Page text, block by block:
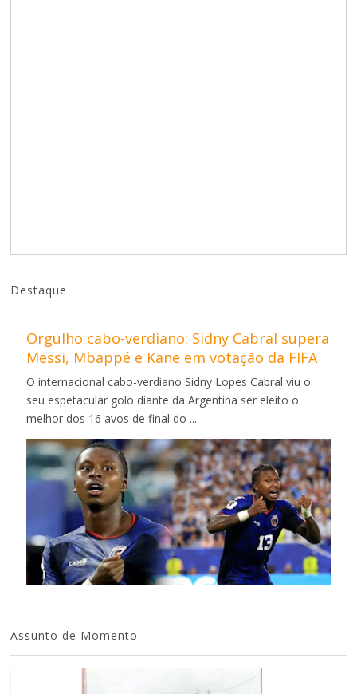
Destaque
Orgulho cabo-verdiano: Sidny Cabral supera
Messi, Mbappé e Kane em votação da FIFA
O internacional cabo-verdiano Sidny Lopes Cabral viu o
seu espetacular golo diante da Argentina ser eleito o
melhor dos 16 avos de final do ...
Assunto de Momento